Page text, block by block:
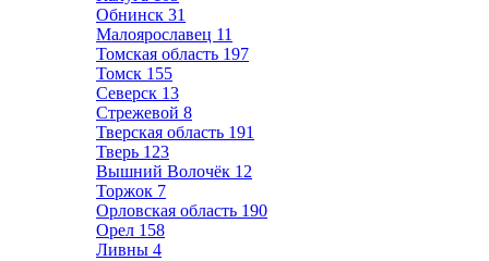
Обнинск 31
Малоярославец 11
Томская область 197
Томск 155
Северск 13
Стрежевой 8
Тверская область 191
Тверь 123
Вышний Волочёк 12
Торжок 7
Орловская область 190
Орел 158
Ливны 4